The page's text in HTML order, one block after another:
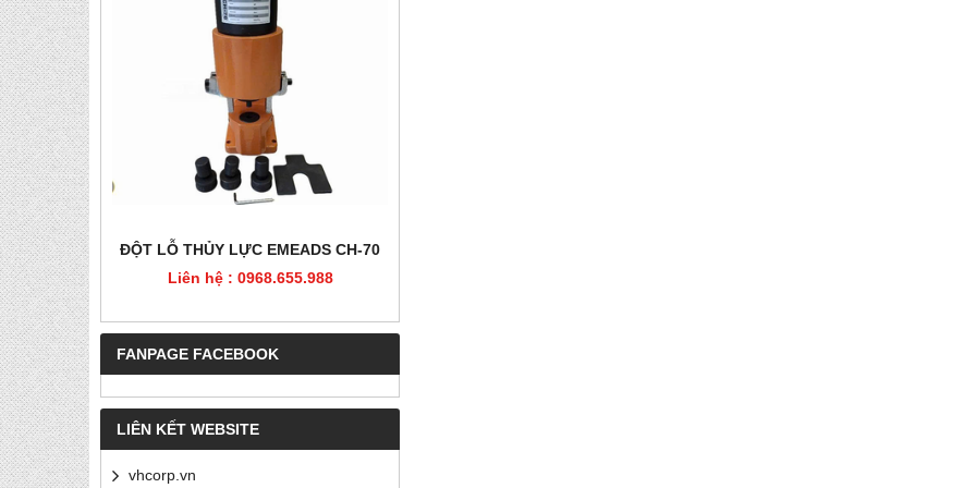
PET
ĐỘT LỖ THỦY LỰC EMEADS CH-70
Liên hệ : 0968.655.988
FANPAGE FACEBOOK
LIÊN KẾT WEBSITE
vhcorp.vn